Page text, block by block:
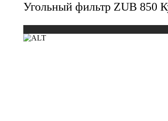
Угольный фильтр ZUB 850